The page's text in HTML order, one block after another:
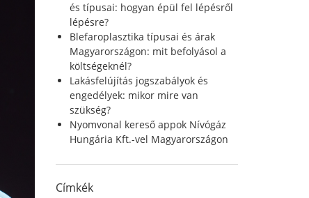
és típusai: hogyan épül fel lépésről
lépésre?
Blefaroplasztika típusai és árak
Magyarországon: mit befolyásol a
költségeknél?
Lakásfelújítás jogszabályok és
engedélyek: mikor mire van
szükség?
Nyomvonal kereső appok Nívógáz
Hungária Kft.-vel Magyarországon
Címkék